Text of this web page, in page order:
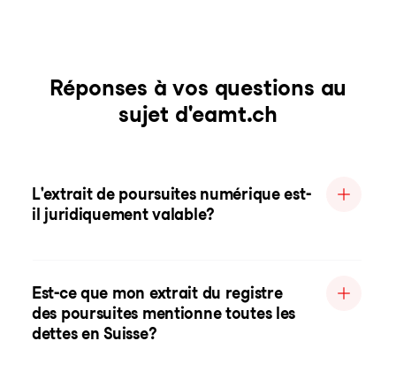
Réponses à vos questions au
sujet d'eamt.ch
L'extrait de poursuites numérique est-
il juridiquement valable?
Est-ce que mon extrait du registre
des poursuites mentionne toutes les
dettes en Suisse?